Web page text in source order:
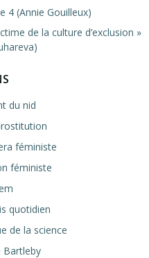
4 (Annie Gouilleux)
de la culture d’exclusion »
du nid
féministe
féministe
quotidien
de la science
Bartleby